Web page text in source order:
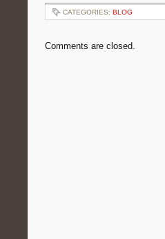
CATEGORIES: BLOG
Comments are closed.